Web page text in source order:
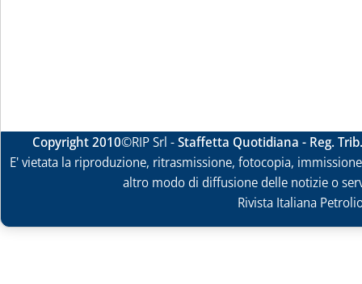
Copyright 2010©RIP Srl -Staffetta Quotidiana - Reg.
E' vietata la riproduzione, ritrasmissione, fotocopia,
altro modo di diffusione delle notizie o
Rivista Italiana